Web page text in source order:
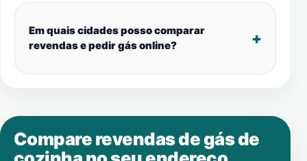
Em quais cidades posso comparar
revendas e pedir gás online?
Compare revendas de gás de